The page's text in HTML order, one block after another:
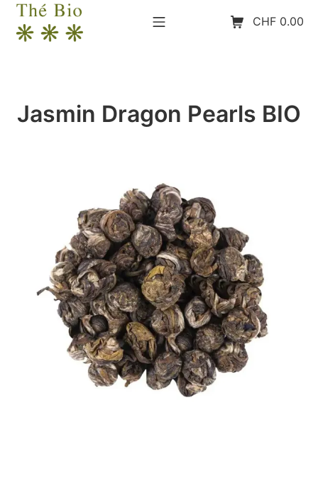
Aller
Menu mobilePanier d’achat
CHF 0.00
Jasmin Dragon Pearls BIO